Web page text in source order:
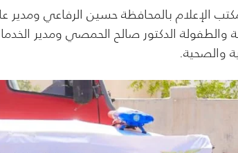
الإعلام بالمحافظة حسين الرفاعي
الدكتور صالح الحمصي ومدير
والصحية.